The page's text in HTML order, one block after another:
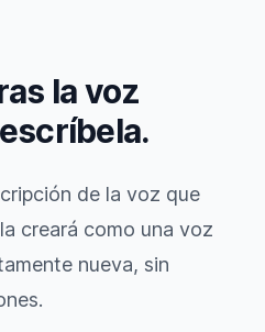
la voz
de la voz que
creará como una voz
nueva, sin